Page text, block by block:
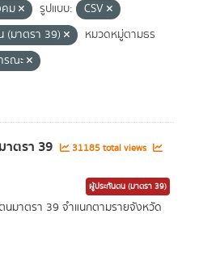
คม รูปแบบ:
CSV
(มาตรา 39)
หมวดหมู่ตามธร
รณะ
ตรา 39
31185 total views
ผู้ประกันตน (มาตรา 39)
นมาตรา 39 จำแนกตามรายจังหวัด